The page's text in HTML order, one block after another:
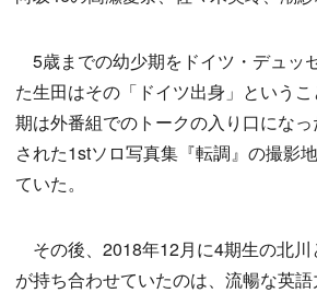
5歳までの幼少期をドイツ・デュッ
た生田はその「ドイツ出身」という
期は外番組でのトークの入り口にな
された1stソロ写真集『転調』の撮影
ていた。
その後、2018年12月に4期生の北川
が持ち合わせていたのは、流暢な英